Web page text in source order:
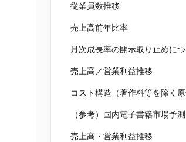
従業員数推移
売上高前年比率
月次成長率の開示取り止めに
売上高／営業利益推移
コスト構造（著作料等を除く原
（参考）国内電子書籍市場予測
売上高・営業利益推移